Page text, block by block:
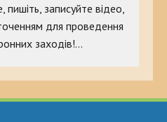
записуйте відео,
для проведення
заходів!…